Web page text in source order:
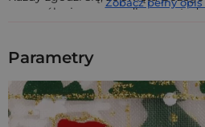
szczególnej oprawy - dbamy
tego świątecznego rytuału jest
w drogi papier, który i tak
odpakowywaniu, prezentujemy
bożonarodzeniowe wielokrotnego
Parametry